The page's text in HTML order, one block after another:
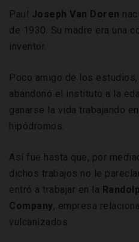
Paul Joseph Van Doren
de 1930. Su madre era una
inventor.
Poco amigo de los estudios,
abandonó el instituto a la
ganarse la vida trabajando
hipódromos.
Así fue hasta que, por
dichos trabajos no le
entró a trabajar en la
Company, empresa
vulcanizados.